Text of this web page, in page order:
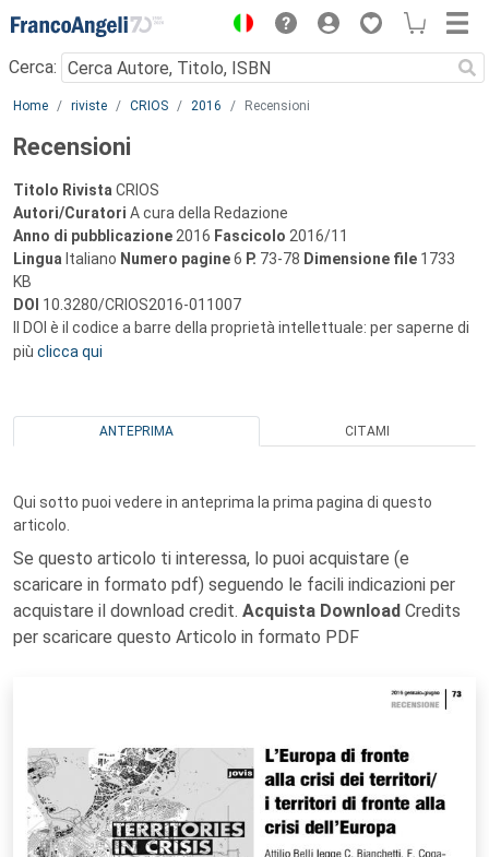
Menu
Cerca:
Main content
Home riviste CRIOS 2016 Recensioni
Recensioni
Titolo Rivista CRIOS
Autori/Curatori A cura della Redazione
Anno di pubblicazione 2016 Fascicolo 2016/11
Lingua Italiano Numero pagine6 P. 73-78 Dimensione file 1733
KB
DOI 10.3280/CRIOS2016-011007
Il DOI è il codice a barre della proprietà intellettuale: per saperne di
più clicca qui
ANTEPRIMA CITAMI
Qui sotto puoi vedere in anteprima la prima pagina di questo
articolo.
Se questo articolo ti interessa, lo puoi acquistare (e
scaricare in formato pdf) seguendo le facili indicazioni per
acquistare il download credit. Acquista Download Credits
per scaricare questo Articolo in formato PDF